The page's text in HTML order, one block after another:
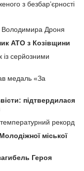
з безбар’єрності
Володимира Дроня
АТО з Козівщини
із серйозними
медаль «За
підтвердилася
рекорд
міської
Героя